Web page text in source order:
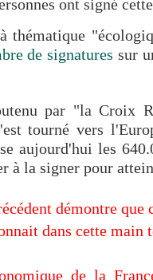
ont signé
thématique
de signatures sur
par "la Croix
tourné vers
aujourd'hui les
à la signer pour
démontre
dans cette main
de la